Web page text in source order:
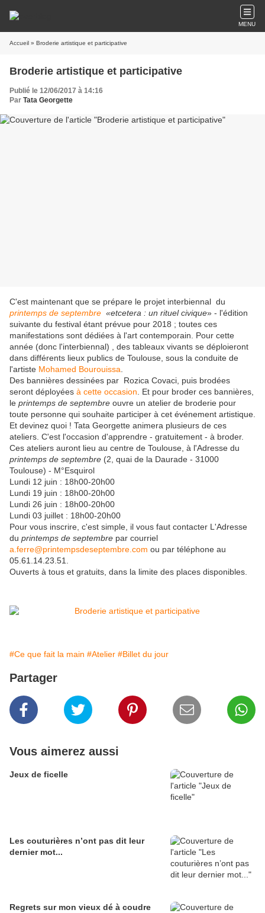
MENU
Accueil » Broderie artistique et participative
Broderie artistique et participative
Publié le 12/06/2017 à 14:16
Par Tata Georgette
C'est maintenant que se prépare le projet interbiennal du
printemps de septembre «etcetera : un rituel civique» - l'édition
suivante du festival étant prévue pour 2018 ; toutes ces
manifestations sont dédiées à l'art contemporain. Pour cette
année (donc l'interbiennal) , des tableaux vivants se déploieront
dans différents lieux publics de Toulouse, sous la conduite de
l'artiste Mohamed Bourouissa
Des bannières dessinées par Rozica Covaci, puis brodées
seront déployées à cette occasion . Et pour broder ces bannières,
le printemps de septembre ouvre un atelier de broderie pour
toute personne qui souhaite participer à cet événement artistique.
Et devinez quoi ! Tata Georgette animera plusieurs de ces
ateliers. C'est l'occasion d'apprendre - gratuitement - à broder.
Ces ateliers auront lieu au centre de Toulouse, à l'Adresse du
printemps de septembre (2, quai de la Daurade - 31000
Toulouse) - M°Esquirol
Lundi 12 juin : 18h00-20h00
Lundi 19 juin : 18h00-20h00
Lundi 26 juin : 18h00-20h00
Lundi 03 juillet : 18h00-20h00
Pour vous inscrire, c'est simple, il vous faut contacter L'Adresse
du printemps de septembre par courriel
a.ferre@printempsdeseptembre.com ou par téléphone au
05.61.14.23.51.
Ouverts à tous et gratuits, dans la limite des places disponibles.
#Ce que fait la main #Atelier #Billet du jour
Partager
Vous aimerez aussi
Jeux de ficelle
Les couturières n’ont pas dit leur
dernier mot...
Regrets sur mon vieux dé à coudre